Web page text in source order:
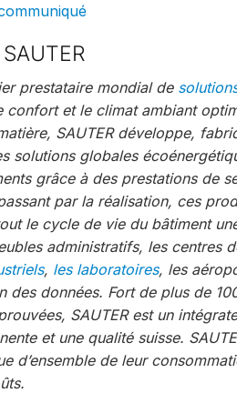
prestataire mondial de
confort et le climat ambiant
SAUTER développe,
solutions globales
grâce à des prestations de
par la réalisation, ces
le cycle de vie du bâtiment
administratifs, les centres
, les laboratoires, les
des données. Fort de plus de
SAUTER est un
et une qualité suisse.
d’ensemble de leur